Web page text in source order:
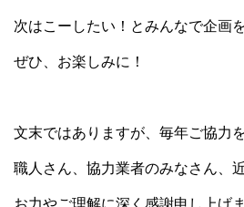
次はこーしたい！とみんなで企画
ぜひ、お楽しみに！
文末ではありますが、毎年ご協力
職人さん、協力業者のみなさん、
お力やご理解に深く感謝申し上げま